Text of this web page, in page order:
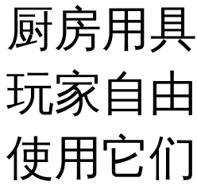
厨房用
玩家自
使用它